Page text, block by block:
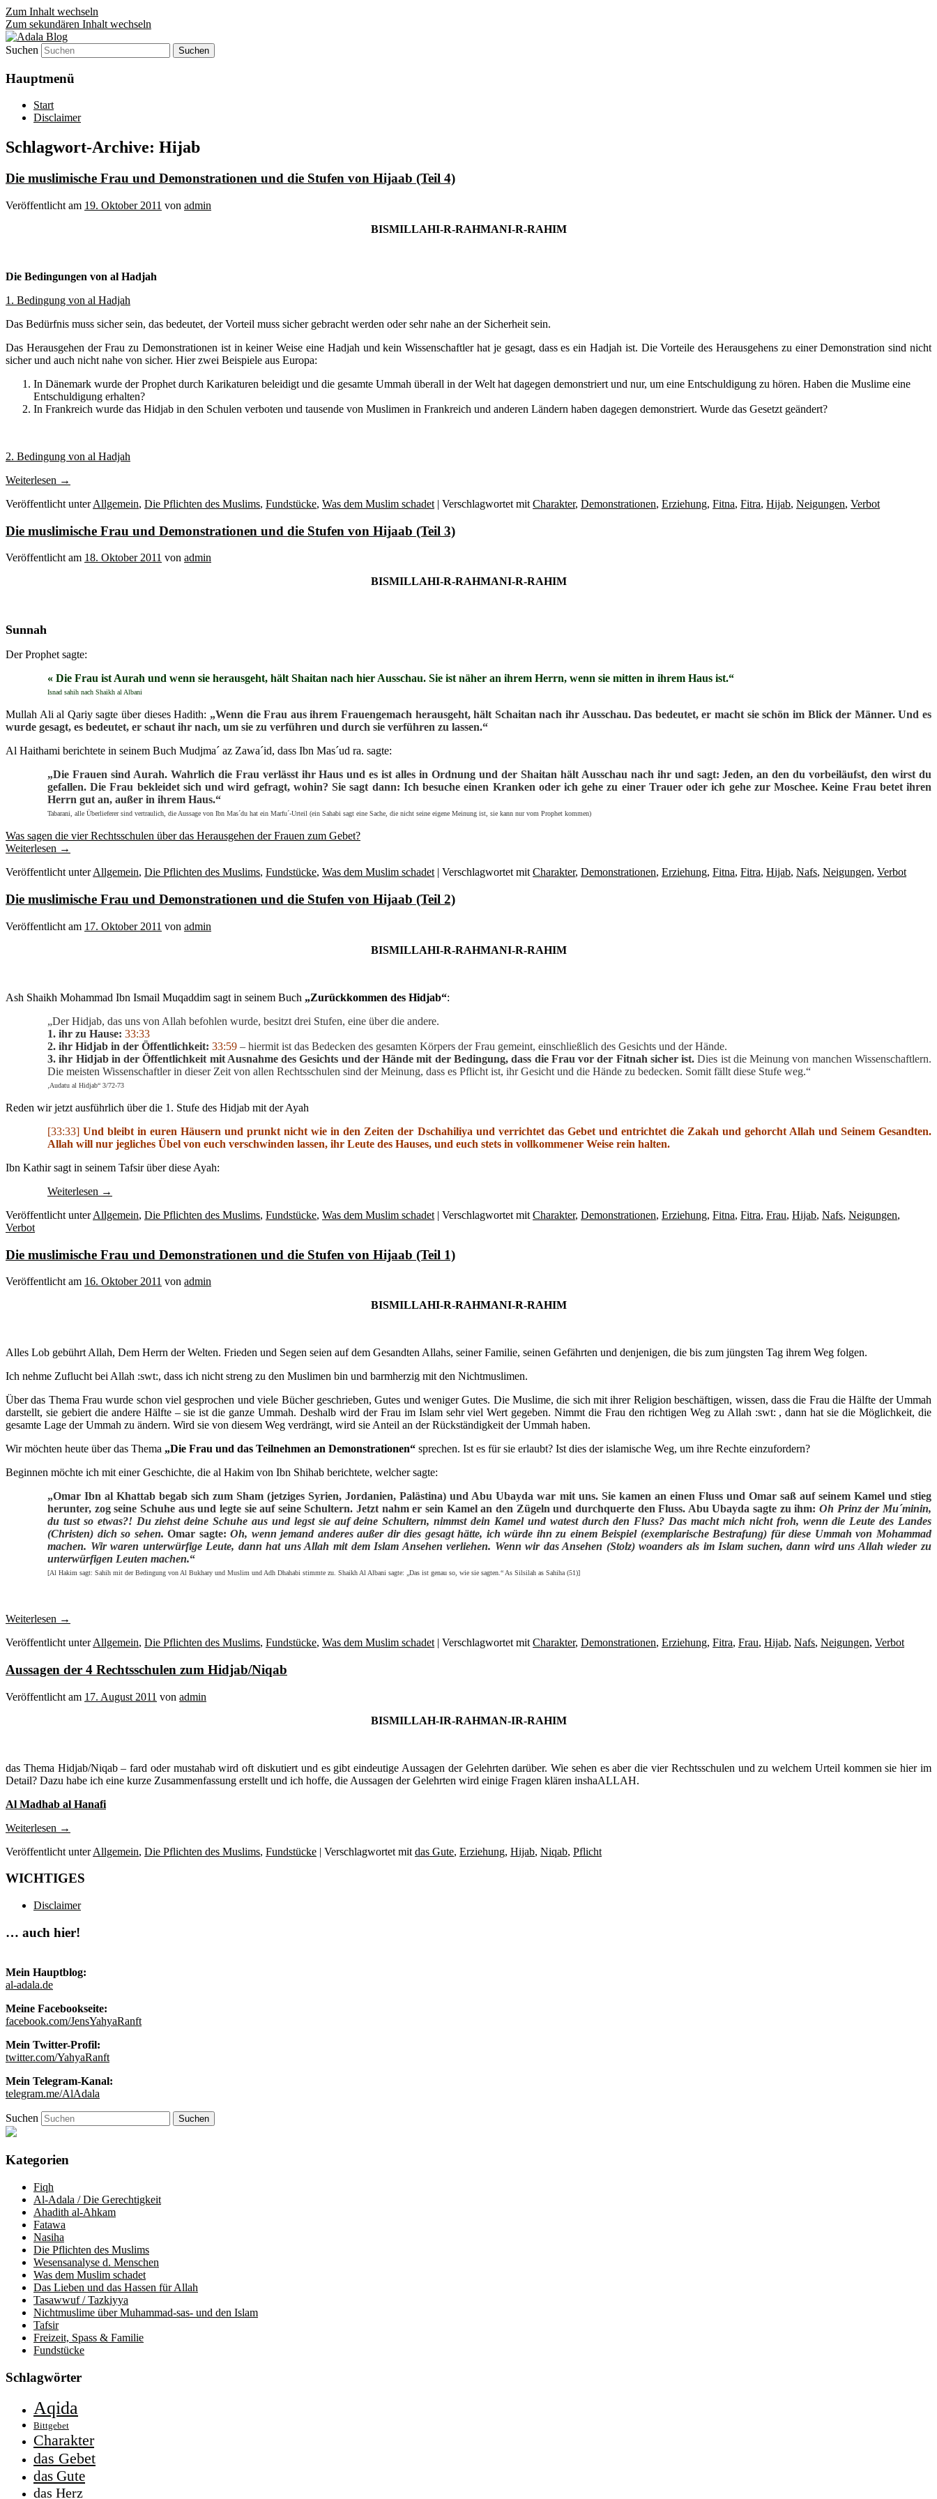
Zum Inhalt wechseln
Zum sekundären Inhalt wechseln
Adala Blog
Denn die Gerechtigkeit ist die Grundlage von allem!
Suchen
Hauptmenü
Start
Disclaimer
Schlagwort-Archive: Hijab
Die muslimische Frau und Demonstrationen und die Stufen von Hijaab (Teil 4)
Veröffentlicht am 19. Oktober 2011 von admin
BISMILLAHI-R-RAHMANI-R-RAHIM
Die Bedingungen von al Hadjah
1. Bedingung von al Hadjah
Das Bedürfnis muss sicher sein, das bedeutet, der Vorteil muss sicher gebracht werden oder sehr nahe an der Sicherheit sein.
Das Herausgehen der Frau zu Demonstrationen ist in keiner Weise eine Hadjah und kein Wissenschaftler hat je gesagt, dass es ein Hadjah ist. Die Vorteile des Herausgehens zu einer Demonstration sind nicht
sicher und auch nicht nahe von sicher. Hier zwei Beispiele aus Europa:
In Dänemark wurde der Prophet durch Karikaturen beleidigt und die gesamte Ummah überall in der Welt hat dagegen demonstriert und nur, um eine Entschuldigung zu hören. Haben die Muslime eine
Entschuldigung erhalten?
In Frankreich wurde das Hidjab in den Schulen verboten und tausende von Muslimen in Frankreich und anderen Ländern haben dagegen demonstriert. Wurde das Gesetzt geändert?
2. Bedingung von al Hadjah
Weiterlesen →
Veröffentlicht unter Allgemein, Die Pflichten des Muslims, Fundstücke, Was dem Muslim schadet | Verschlagwortet mit Charakter, Demonstrationen, Erziehung, Fitna, Fitra, Hijab, Neigungen, Verbot
Die muslimische Frau und Demonstrationen und die Stufen von Hijaab (Teil 3)
Veröffentlicht am 18. Oktober 2011 von admin
BISMILLAHI-R-RAHMANI-R-RAHIM
Sunnah
Der Prophet sagte:
« Die Frau ist Aurah und wenn sie herausgeht, hält Shaitan nach hier Ausschau. Sie ist näher an ihrem Herrn, wenn sie mitten in ihrem Haus ist.“
Isnad sahih nach Shaikh al Albani
Mullah Ali al Qariy sagte über dieses Hadith: „Wenn die Frau aus ihrem Frauengemach herausgeht, hält Schaitan nach ihr Ausschau. Das bedeutet, er macht sie schön im Blick der Männer. Und es
wurde gesagt, es bedeutet, er schaut ihr nach, um sie zu verführen und durch sie verführen zu lassen.“
Al Haithami berichtete in seinem Buch Mudjma´ az Zawa´id, dass Ibn Mas´ud ra. sagte:
„Die Frauen sind Aurah. Wahrlich die Frau verlässt ihr Haus und es ist alles in Ordnung und der Shaitan hält Ausschau nach ihr und sagt: Jeden, an den du vorbeiläufst, den wirst du
gefallen. Die Frau bekleidet sich und wird gefragt, wohin? Sie sagt dann: Ich besuche einen Kranken oder ich gehe zu einer Trauer oder ich gehe zur Moschee. Keine Frau betet ihren
Herrn gut an, außer in ihrem Haus.“
Tabarani, alle Überlieferer sind vertraulich, die Aussage von Ibn Mas´du hat ein Marfu´-Urteil (ein Sahabi sagt eine Sache, die nicht seine eigene Meinung ist, sie kann nur vom Prophet kommen)
Was sagen die vier Rechtsschulen über das Herausgehen der Frauen zum Gebet?
Weiterlesen →
Veröffentlicht unterAllgemein, Die Pflichten des Muslims, Fundstücke, Was dem Muslim schadet | Verschlagwortet mit Charakter, Demonstrationen, Erziehung, Fitna, Fitra, Hijab, Nafs, Neigungen, Verbot
Die muslimische Frau und Demonstrationen und die Stufen von Hijaab (Teil 2)
Veröffentlicht am 17. Oktober 2011 von admin
BISMILLAHI-R-RAHMANI-R-RAHIM
Ash Shaikh Mohammad Ibn Ismail Muqaddim sagt in seinem Buch „Zurückkommen des Hidjab“:
„Der Hidjab, das uns von Allah befohlen wurde, besitzt drei Stufen, eine über die andere.
1. ihr zu Hause: 33:33
2. ihr Hidjab in der Öffentlichkeit: 33:59 – hiermit ist das Bedecken des gesamten Körpers der Frau gemeint, einschließlich des Gesichts und der Hände.
3. ihr Hidjab in der Öffentlichkeit mit Ausnahme des Gesichts und der Hände mit der Bedingung, dass die Frau vor der Fitnah sicher ist. Dies ist die Meinung von manchen Wissenschaftlern.
Die meisten Wissenschaftler in dieser Zeit von allen Rechtsschulen sind der Meinung, dass es Pflicht ist, ihr Gesicht und die Hände zu bedecken. Somit fällt diese Stufe weg.“
‚Audatu al Hidjab“ 3/72-73
Reden wir jetzt ausführlich über die 1. Stufe des Hidjab mit der Ayah
[33:33]Und bleibt in euren Häusern und prunkt nicht wie in den Zeiten der Dschahiliya und verrichtet das Gebet und entrichtet die Zakah und gehorcht Allah und Seinem Gesandten.
Allah will nur jegliches Übel von euch verschwinden lassen, ihr Leute des Hauses, und euch stets in vollkommener Weise rein halten.
Ibn Kathir sagt in seinem Tafsir über diese Ayah:
Weiterlesen →
Veröffentlicht unter Allgemein, Die Pflichten des Muslims, Fundstücke, Was dem Muslim schadet | Verschlagwortet mit Charakter, Demonstrationen, Erziehung, Fitna, Fitra, Frau, Hijab, Nafs, Neigungen,
Verbot
Die muslimische Frau und Demonstrationen und die Stufen von Hijaab (Teil 1)
Veröffentlicht am 16. Oktober 2011 von admin
BISMILLAHI-R-RAHMANI-R-RAHIM
Alles Lob gebührt Allah, Dem Herrn der Welten. Frieden und Segen seien auf dem Gesandten Allahs, seiner Familie, seinen Gefährten und denjenigen, die bis zum jüngsten Tag ihrem Weg folgen.
Ich nehme Zuflucht bei Allah :swt:, dass ich nicht streng zu den Muslimen bin und barmherzig mit den Nichtmuslimen.
Über das Thema Frau wurde schon viel gesprochen und viele Bücher geschrieben, Gutes und weniger Gutes. Die Muslime, die sich mit ihrer Religion beschäftigen, wissen, dass die Frau die Hälfte der Ummah
darstellt, sie gebiert die andere Hälfte – sie ist die ganze Ummah. Deshalb wird der Frau im Islam sehr viel Wert gegeben. Nimmt die Frau den richtigen Weg zu Allah :swt: , dann hat sie die Möglichkeit, die
gesamte Lage der Ummah zu ändern. Wird sie von diesem Weg verdrängt, wird sie Anteil an der Rückständigkeit der Ummah haben.
Wir möchten heute über das Thema „Die Frau und das Teilnehmen an Demonstrationen“ sprechen. Ist es für sie erlaubt? Ist dies der islamische Weg, um ihre Rechte einzufordern?
Beginnen möchte ich mit einer Geschichte, die al Hakim von Ibn Shihab berichtete, welcher sagte:
„Omar Ibn al Khattab begab sich zum Sham (jetziges Syrien, Jordanien, Palästina) und Abu Ubayda war mit uns. Sie kamen an einen Fluss und Omar saß auf seinem Kamel und stieg
herunter, zog seine Schuhe aus und legte sie auf seine Schultern. Jetzt nahm er sein Kamel an den Zügeln und durchquerte den Fluss. Abu Ubayda sagte zu ihm:Oh Prinz der Mu´minin,
du tust so etwas?! Du ziehst deine Schuhe aus und legst sie auf deine Schultern, nimmst dein Kamel und watest durch den Fluss? Das macht mich nicht froh, wenn die Leute des Landes
(Christen) dich so sehen. Omar sagte:Oh, wenn jemand anderes außer dir dies gesagt hätte, ich würde ihn zu einem Beispiel (exemplarische Bestrafung) für diese Ummah von Mohammad
machen. Wir waren unterwürfige Leute, dann hat uns Allah mit dem Islam Ansehen verliehen. Wenn wir das Ansehen (Stolz) woanders als im Islam suchen, dann wird uns Allah wieder zu
unterwürfigen Leuten machen.“
[Al Hakim sagt: Sahih mit der Bedingung von Al Bukhary und Muslim und Adh Dhahabi stimmte zu. Shaikh Al Albani sagte: „Das ist genau so, wie sie sagten.“ As Silsilah as Sahiha (51)]
Weiterlesen →
Veröffentlicht unter Allgemein, Die Pflichten des Muslims, Fundstücke, Was dem Muslim schadet | Verschlagwortet mit Charakter, Demonstrationen, Erziehung, Fitra, Frau, Hijab, Nafs, Neigungen, Verbot
Aussagen der 4 Rechtsschulen zum Hidjab/Niqab
Veröffentlicht am 17. August 2011 von admin
BISMILLAH-IR-RAHMAN-IR-RAHIM
das Thema Hidjab/Niqab – fard oder mustahab wird oft diskutiert und es gibt eindeutige Aussagen der Gelehrten darüber. Wie sehen es aber die vier Rechtsschulen und zu welchem Urteil kommen sie hier im
Detail? Dazu habe ich eine kurze Zusammenfassung erstellt und ich hoffe, die Aussagen der Gelehrten wird einige Fragen klären inshaALLAH.
Al Madhab al Hanafi
Weiterlesen →
Veröffentlicht unter Allgemein, Die Pflichten des Muslims, Fundstücke | Verschlagwortet mit das Gute, Erziehung, Hijab, Niqab, Pflicht
WICHTIGES
Disclaimer
… auch hier!
Mein Hauptblog:
al-adala.de
Meine Facebookseite:
facebook.com/JensYahyaRanft
Mein Twitter-Profil:
twitter.com/YahyaRanft
Mein Telegram-Kanal:
telegram.me/AlAdala
Suchen
Kategorien
Fiqh
Al-Adala / Die Gerechtigkeit
Ahadith al-Ahkam
Fatawa
Nasiha
Die Pflichten des Muslims
Wesensanalyse d. Menschen
Was dem Muslim schadet
Das Lieben und das Hassen für Allah
Tasawwuf / Tazkiyya
Nichtmuslime über Muhammad-sas- und den Islam
Tafsir
Freizeit, Spass & Familie
Fundstücke
Schlagwörter
Aqida
Bittgebet
Charakter
das Gebet
das Gute
das Herz